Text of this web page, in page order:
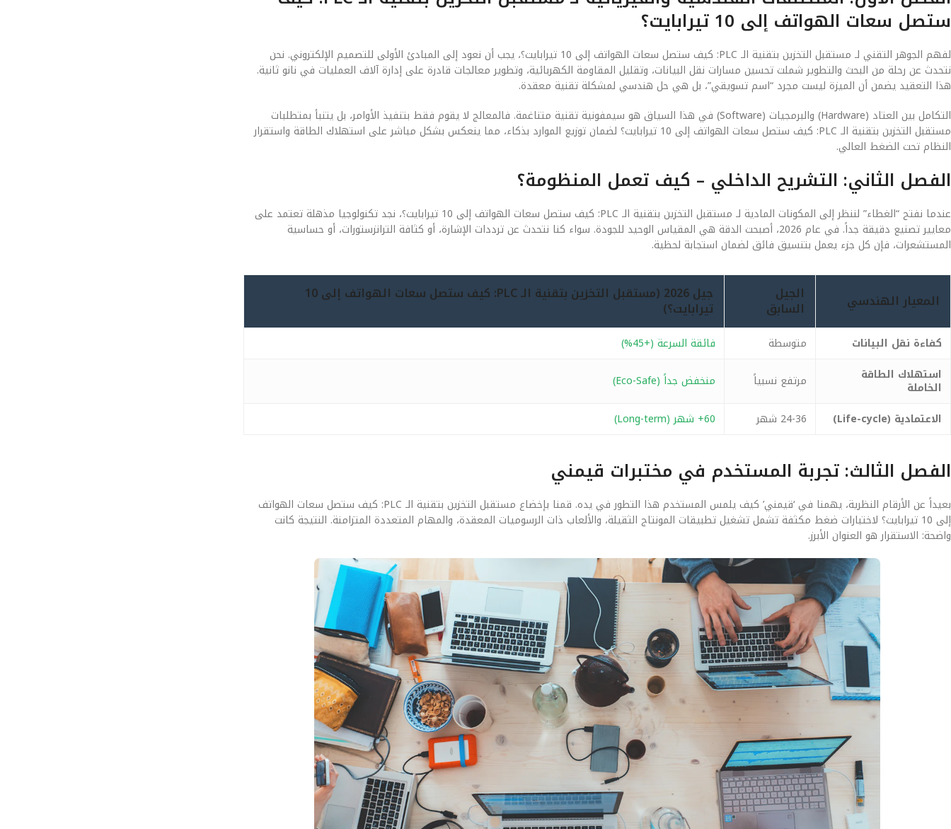
ستصل سعات الهواتف إلى 10 تيرابايت؟
لفهم الجوهر التقني لـ مستقبل التخزين بتقنية الـ PLC: كيف ستصل سعات الهواتف إلى 10 تيرابايت؟، يجب أن نعود إلى المبادئ الأولى للتصميم الإلكتروني. نحن
نتحدث عن رحلة من البحث والتطوير شملت تحسين مسارات نقل البيانات، وتقليل المقاومة الكهربائية، وتطوير معالجات قادرة على إدارة آلاف العمليات في نانو ثانية.
هذا التعقيد يضمن أن الميزة ليست مجرد “اسم تسويقي”، بل هي حل هندسي لمشكلة تقنية معقدة.
التكامل بين العتاد (Hardware) والبرمجيات (Software) في هذا السياق هو سيمفونية تقنية متناغمة. فالمعالج لا يقوم فقط بتنفيذ الأوامر، بل يتنبأ بمتطلبات
مستقبل التخزين بتقنية الـ PLC: كيف ستصل سعات الهواتف إلى 10 تيرابايت؟ لضمان توزيع الموارد بذكاء، مما ينعكس بشكل مباشر على استهلاك الطاقة واستقرار
النظام تحت الضغط العالي.
الفصل الثاني: التشريح الداخلي – كيف تعمل المنظومة؟
عندما نفتح “الغطاء” لننظر إلى المكونات المادية لـ مستقبل التخزين بتقنية الـ PLC: كيف ستصل سعات الهواتف إلى 10 تيرابايت؟، نجد تكنولوجيا مذهلة تعتمد على
معايير تصنيع دقيقة جداً. في عام 2026، أصبحت الدقة هي المقياس الوحيد للجودة. سواء كنا نتحدث عن ترددات الإشارة، أو كثافة الترانزستورات، أو حساسية
المستشعرات، فإن كل جزء يعمل بتنسيق فائق لضمان استجابة لحظية.
المعيار الهندسي الجيل
السابق
جيل 2026 (مستقبل التخزين بتقنية الـ PLC: كيف ستصل سعات الهواتف إلى 10
تيرابايت؟)
كفاءة نقل البيانات متوسطة
فائقة السرعة (+45%)
استهلاك الطاقة
الخاملة مرتفع نسبياً
منخفض جداً (Eco-Safe)
الاعتمادية (Life-cycle)
24-36 شهر 60+ شهر (Long-term)
الفصل الثالث: تجربة المستخدم في مختبرات قيمني
بعيداً عن الأرقام النظرية، يهمنا في ‘قيمني’ كيف يلمس المستخدم هذا التطور في يده. قمنا بإخضاع مستقبل التخزين بتقنية الـ PLC: كيف ستصل سعات الهواتف
إلى 10 تيرابايت؟ لاختبارات ضغط مكثفة تشمل تشغيل تطبيقات المونتاج الثقيلة، والألعاب ذات الرسوميات المعقدة، والمهام المتعددة المتزامنة. النتيجة كانت
واضحة: الاستقرار هو العنوان الأبرز.